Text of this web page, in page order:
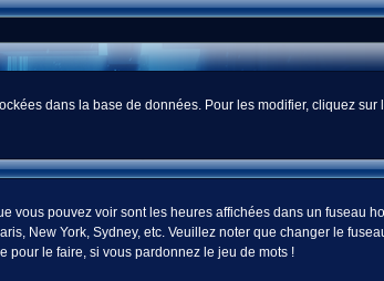
dans la base de données. Pour les modifier, cliquez sur
vous pouvez voir sont les heures affichées dans un
New York, Sydney, etc. Veuillez noter que changer le
pour le faire, si vous pardonnez le jeu de mots !